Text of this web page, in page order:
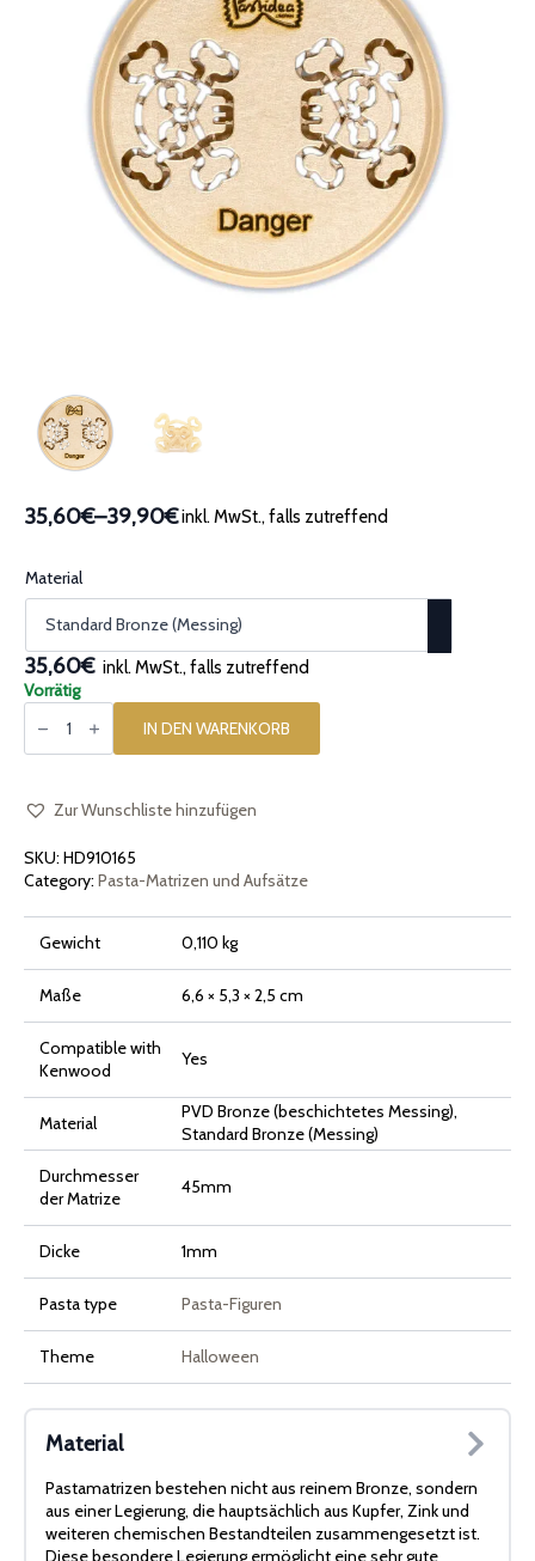
35,60€–39,90€
Preisspanne:
bis
39,90€
inkl. MwSt., falls zutreffend
Material
35,60€ inkl. MwSt., falls zutreffend
Vorrätig
Matrize
aus
Gefahr
IN DEN WARENKORB
Zur Wunschliste hinzufügen
SKU: HD910165
Category: Pasta-Matrizen und Aufsätze
Gewicht 0,110 kg
Maße 6,6 × 5,3 × 2,5 cm
Compatible with
Kenwood
Yes
Material
PVD Bronze (beschichtetes Messing),
Standard Bronze (Messing)
Durchmesser
der Matrize
45mm
Dicke 1mm
Pasta type Pasta-Figuren
Theme Halloween
Material
Pastamatrizen bestehen nicht aus reinem Bronze, sondern
aus einer Legierung, die hauptsächlich aus Kupfer, Zink und
weiteren chemischen Bestandteilen zusammengesetzt ist.
Diese besondere Legierung ermöglicht eine sehr gute